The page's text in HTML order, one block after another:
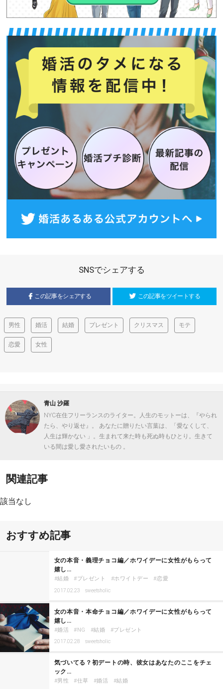
SNSでシェアする
この記事をシェアする この記事をツイートする
男性 婚活 結婚 プレゼント クリスマス モテ
恋愛 女性
青山 沙羅
NYC在住フリーランスのライター。人生のモットーは、『やられ
たら、やり返せ』。 あなたに贈りたい言葉は、「愛なくして、
人生は輝かない 」。生まれて来た時も死ぬ時もひとり。生きて
いる間は愛し愛されたいもの 。
関連記事
該当なし
おすすめ記事
女の本音・義理チョコ編／ホワイデーに女性がもらって
嬉し…
結婚 プレゼント ホワイトデー 恋愛
2017.02.23 sweetsholic
女の本音・本命チョコ編／ホワイデーに女性がもらって
嬉し…
婚活 NG 結婚 プレゼント
2017.02.28 sweetsholic
気づいてる？初デートの時、彼女はあなたのここをチェ
ック…
男性 仕草 婚活 結婚